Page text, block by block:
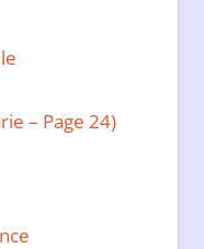
– Page 24)